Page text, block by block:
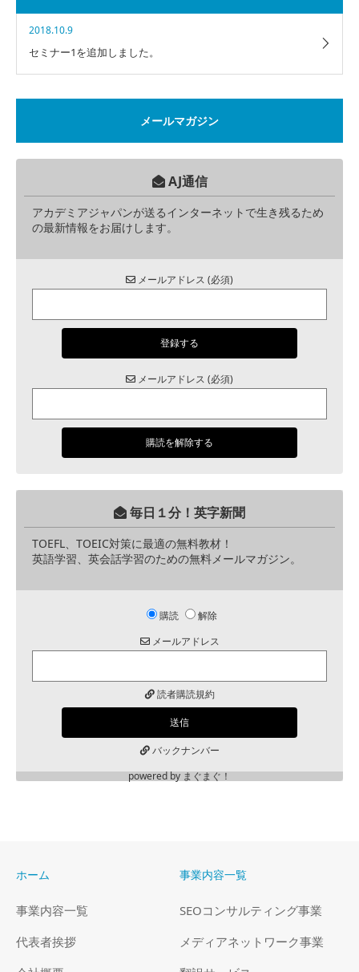
2018.10.9
セミナー1を追加しました。
メールマガジン
AJ通信
アカデミアジャパンが送るインターネットで生き残るため
の最新情報をお届けします。
メールアドレス (必須)
メールアドレス (必須)
毎日１分！英字新聞
TOEFL、TOEIC対策に最適の無料教材！
英語学習、英会話学習のための無料メールマガジン。
購読
解除
メールアドレス
読者購読規約
バックナンバー
powered byまぐまぐ！
ホーム
事業内容一覧
代表者挨拶
事業内容一覧
SEOコンサルティング事業
メディアネットワーク事業